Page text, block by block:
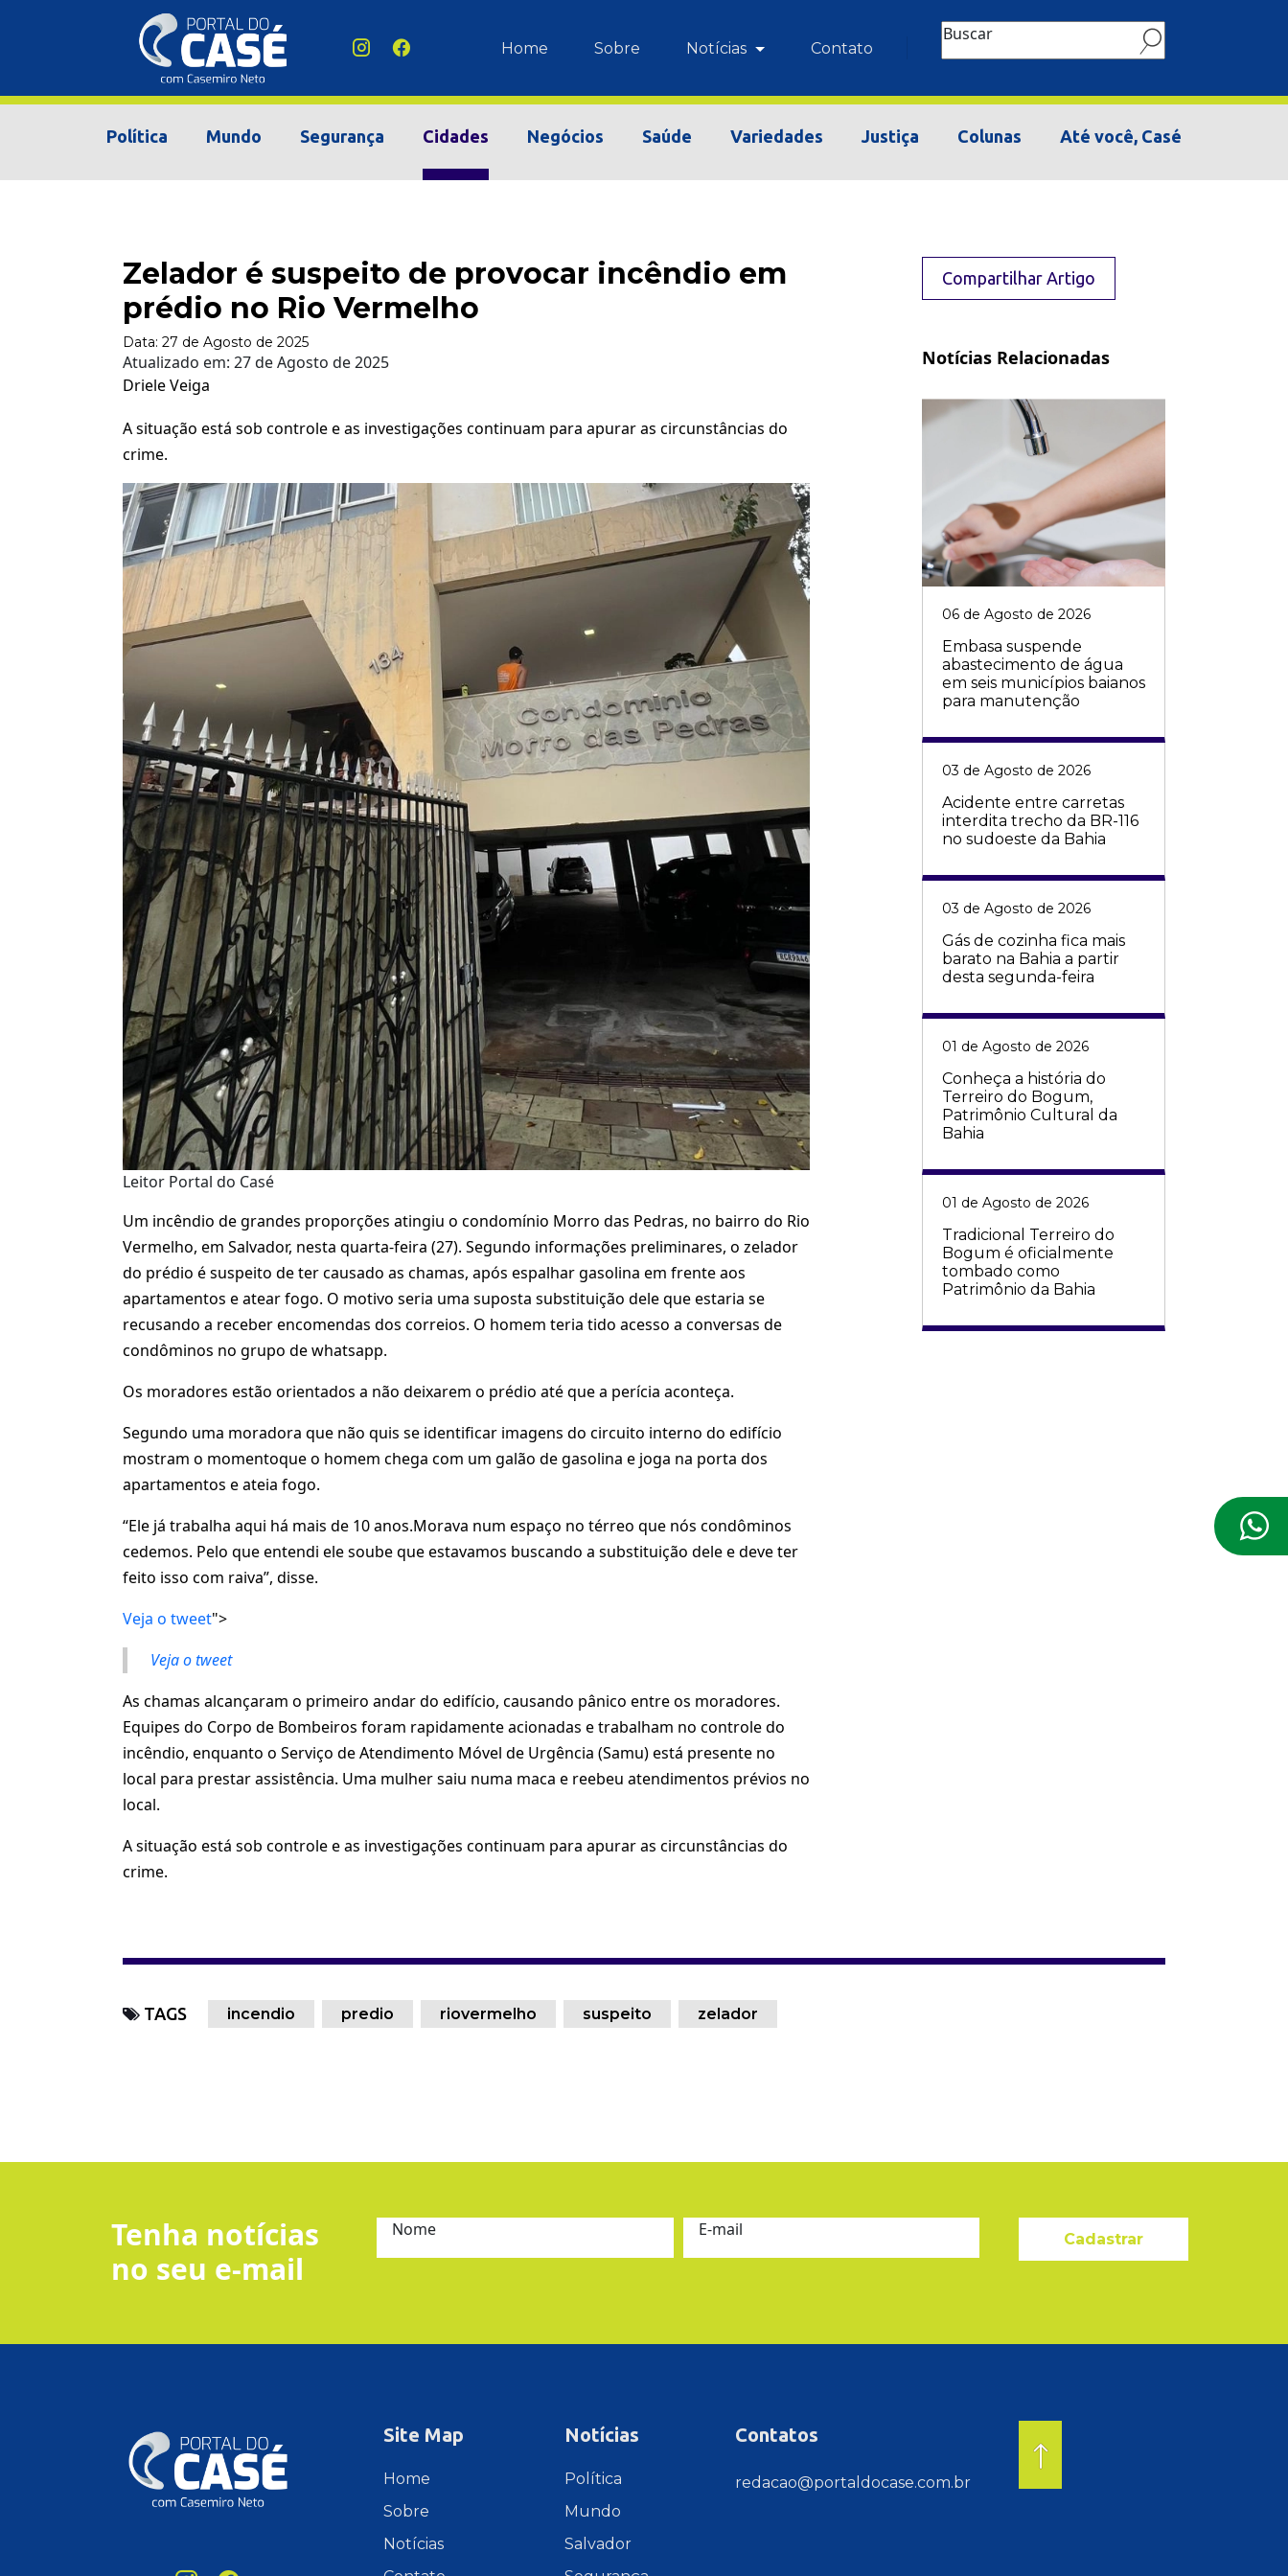
Home Sobre Notícias Contato
Buscar
Política Mundo Segurança Cidades Negócios Saúde Variedades Justiça Colunas Até você, Casé
Zelador é suspeito de provocar incêndio em
prédio no Rio Vermelho
Data: 27 de Agosto de 2025
Atualizado em: 27 de Agosto de 2025
Driele Veiga
A situação está sob controle e as investigações continuam para apurar as circunstâncias do
crime.
Leitor Portal do Casé
Um incêndio de grandes proporções atingiu o condomínio Morro das Pedras, no bairro do Rio
Vermelho, em Salvador, nesta quarta-feira (27). Segundo informações preliminares, o zelador
do prédio é suspeito de ter causado as chamas, após espalhar gasolina em frente aos
apartamentos e atear fogo. O motivo seria uma suposta substituição dele que estaria se
recusando a receber encomendas dos correios. O homem teria tido acesso a conversas de
condôminos no grupo de whatsapp.
Os moradores estão orientados a não deixarem o prédio até que a perícia aconteça.
Segundo uma moradora que não quis se identificar imagens do circuito interno do edifício
mostram o momentoque o homem chega com um galão de gasolina e joga na porta dos
apartamentos e ateia fogo.
“Ele já trabalha aqui há mais de 10 anos.Morava num espaço no térreo que nós condôminos
cedemos. Pelo que entendi ele soube que estavamos buscando a substituição dele e deve ter
feito isso com raiva”, disse.
Veja o tweet">
Veja o tweet
As chamas alcançaram o primeiro andar do edifício, causando pânico entre os moradores.
Equipes do Corpo de Bombeiros foram rapidamente acionadas e trabalham no controle do
incêndio, enquanto o Serviço de Atendimento Móvel de Urgência (Samu) está presente no
local para prestar assistência. Uma mulher saiu numa maca e reebeu atendimentos prévios no
local.
A situação está sob controle e as investigações continuam para apurar as circunstâncias do
crime.
Compartilhar Artigo
Notícias Relacionadas
06 de Agosto de 2026
Embasa suspende
abastecimento de água
em seis municípios baianos
para manutenção
03 de Agosto de 2026
Acidente entre carretas
interdita trecho da BR-116
no sudoeste da Bahia
03 de Agosto de 2026
Gás de cozinha fica mais
barato na Bahia a partir
desta segunda-feira
01 de Agosto de 2026
Conheça a história do
Terreiro do Bogum,
Patrimônio Cultural da
Bahia
01 de Agosto de 2026
Tradicional Terreiro do
Bogum é oficialmente
tombado como
Patrimônio da Bahia
TAGS incendio predio riovermelho suspeito zelador
Tenha notícias
no seu e-mail
Nome E-mail Cadastrar
Site Map
Home
Sobre
Notícias
Notícias
Política
Mundo
Salvador
Contatos
redacao@portaldocase.com.br